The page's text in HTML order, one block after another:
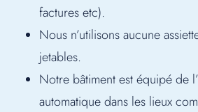
factures etc).
Nous n’utilisons aucune
jetables.
Notre bâtiment est équipé de
automatique dans les lieux